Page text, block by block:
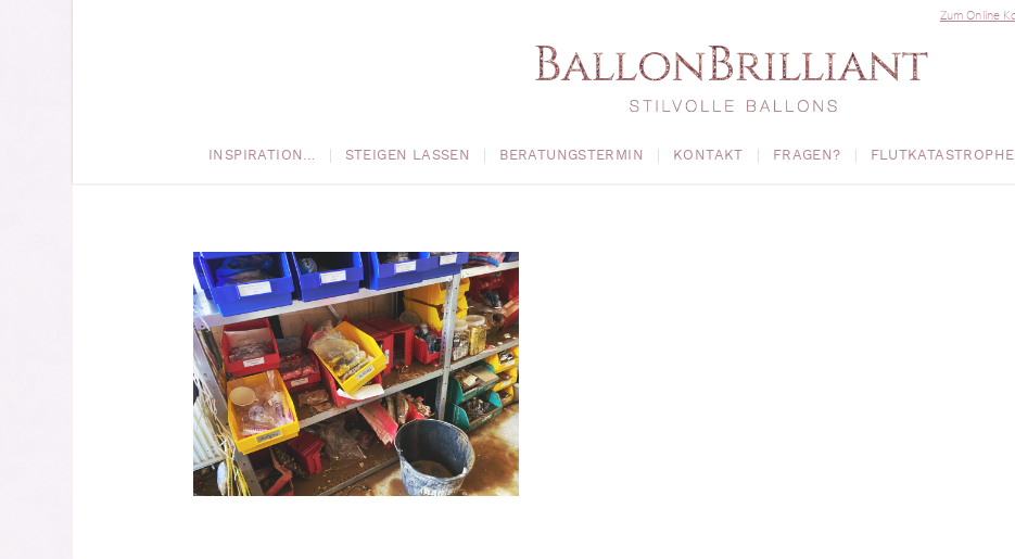
Zum Online
INSPIRATION… STEIGEN LASSEN BERATUNGSTERMIN KONTAKT FRAGEN? FLUTKATASTROPHE